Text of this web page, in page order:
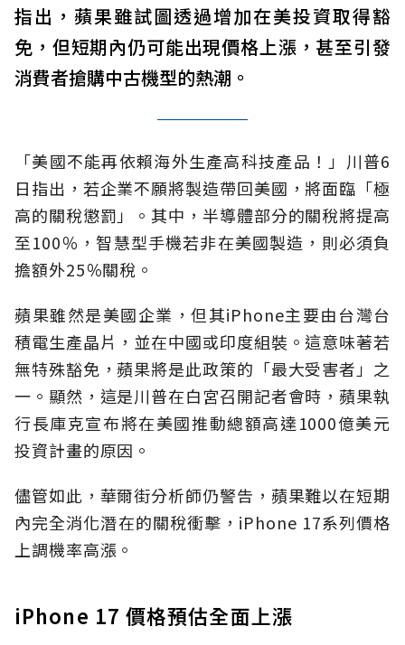
指出，蘋果雖試圖透過增加在美投資取得豁
免，但短期內仍可能出現價格上漲，甚至引發
消費者搶購中古機型的熱潮。
「美國不能再依賴海外生產高科技產品！」川普6
日指出，若企業不願將製造帶回美國，將面臨「極
高的關稅懲罰」。其中，半導體部分的關稅將提高
至100％，智慧型手機若非在美國製造，則必須負
擔額外25％關稅。
蘋果雖然是美國企業，但其iPhone主要由台灣台
積電生產晶片，並在中國或印度組裝。這意味著若
無特殊豁免，蘋果將是此政策的「最大受害者」之
一。顯然，這是川普在白宮召開記者會時，蘋果執
行長庫克宣布將在美國推動總額高達1000億美元
投資計畫的原因。
儘管如此，華爾街分析師仍警告，蘋果難以在短期
內完全消化潛在的關稅衝擊，iPhone 17系列價格
上調機率高漲。
iPhone 17 價格預估全面上漲